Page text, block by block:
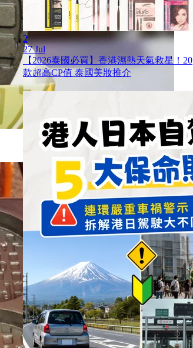
2
27 Jul
【2026泰國必買】香港濕熱天氣救星！20
款超高CP值 泰國美妝推介